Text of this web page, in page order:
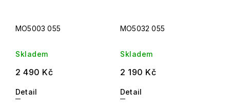
MO5003 055
Skladem
2 490 Kč
Detail
MO5032 055
Skladem
2 190 Kč
Detail